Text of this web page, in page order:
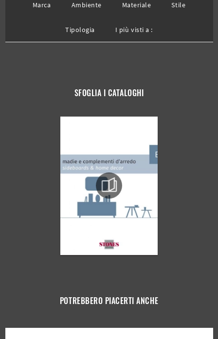
Marca Ambiente Materiale Stile
Tipologia I più visti a :
SFOGLIA I CATALOGHI
POTREBBERO PIACERTI ANCHE